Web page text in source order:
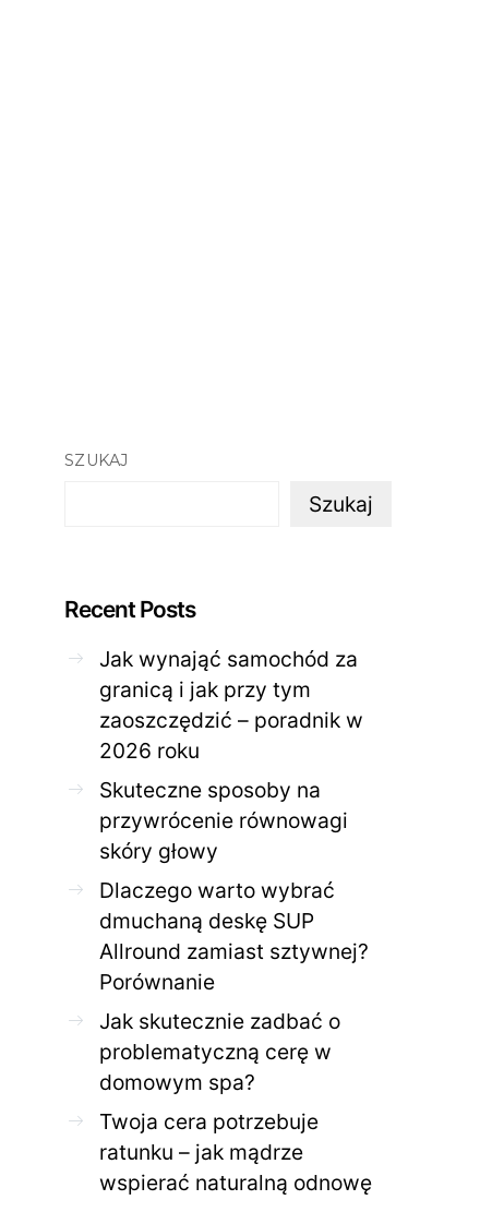
SZUKAJ
Szukaj
Recent Posts
Jak wynająć samochód za
granicą i jak przy tym
zaoszczędzić – poradnik w
2026 roku
Skuteczne sposoby na
przywrócenie równowagi
skóry głowy
Dlaczego warto wybrać
dmuchaną deskę SUP
Allround zamiast sztywnej?
Porównanie
Jak skutecznie zadbać o
problematyczną cerę w
domowym spa?
Twoja cera potrzebuje
ratunku – jak mądrze
wspierać naturalną odnowę